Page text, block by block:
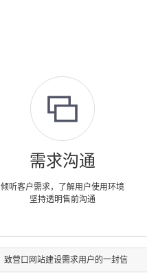
需求沟通
倾听客户需求，了解用户使用环境
坚持透明售前沟通
致营口网站建设需求用户的一封信